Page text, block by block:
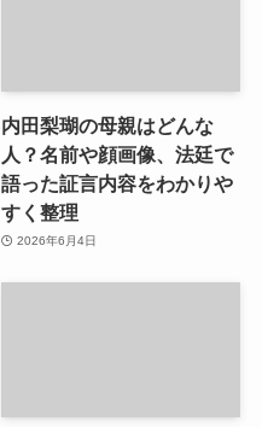
内田梨瑚の母親はどんな
人？名前や顔画像、法廷で
語った証言内容をわかりや
すく整理
2026年6月4日